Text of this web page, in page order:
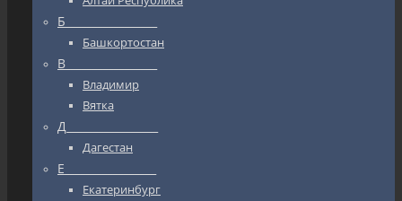
Б_________________
Башкортостан
В_________________
Владимир
Вятка
Д_________________
Дагестан
Е_________________
Екатеринбург